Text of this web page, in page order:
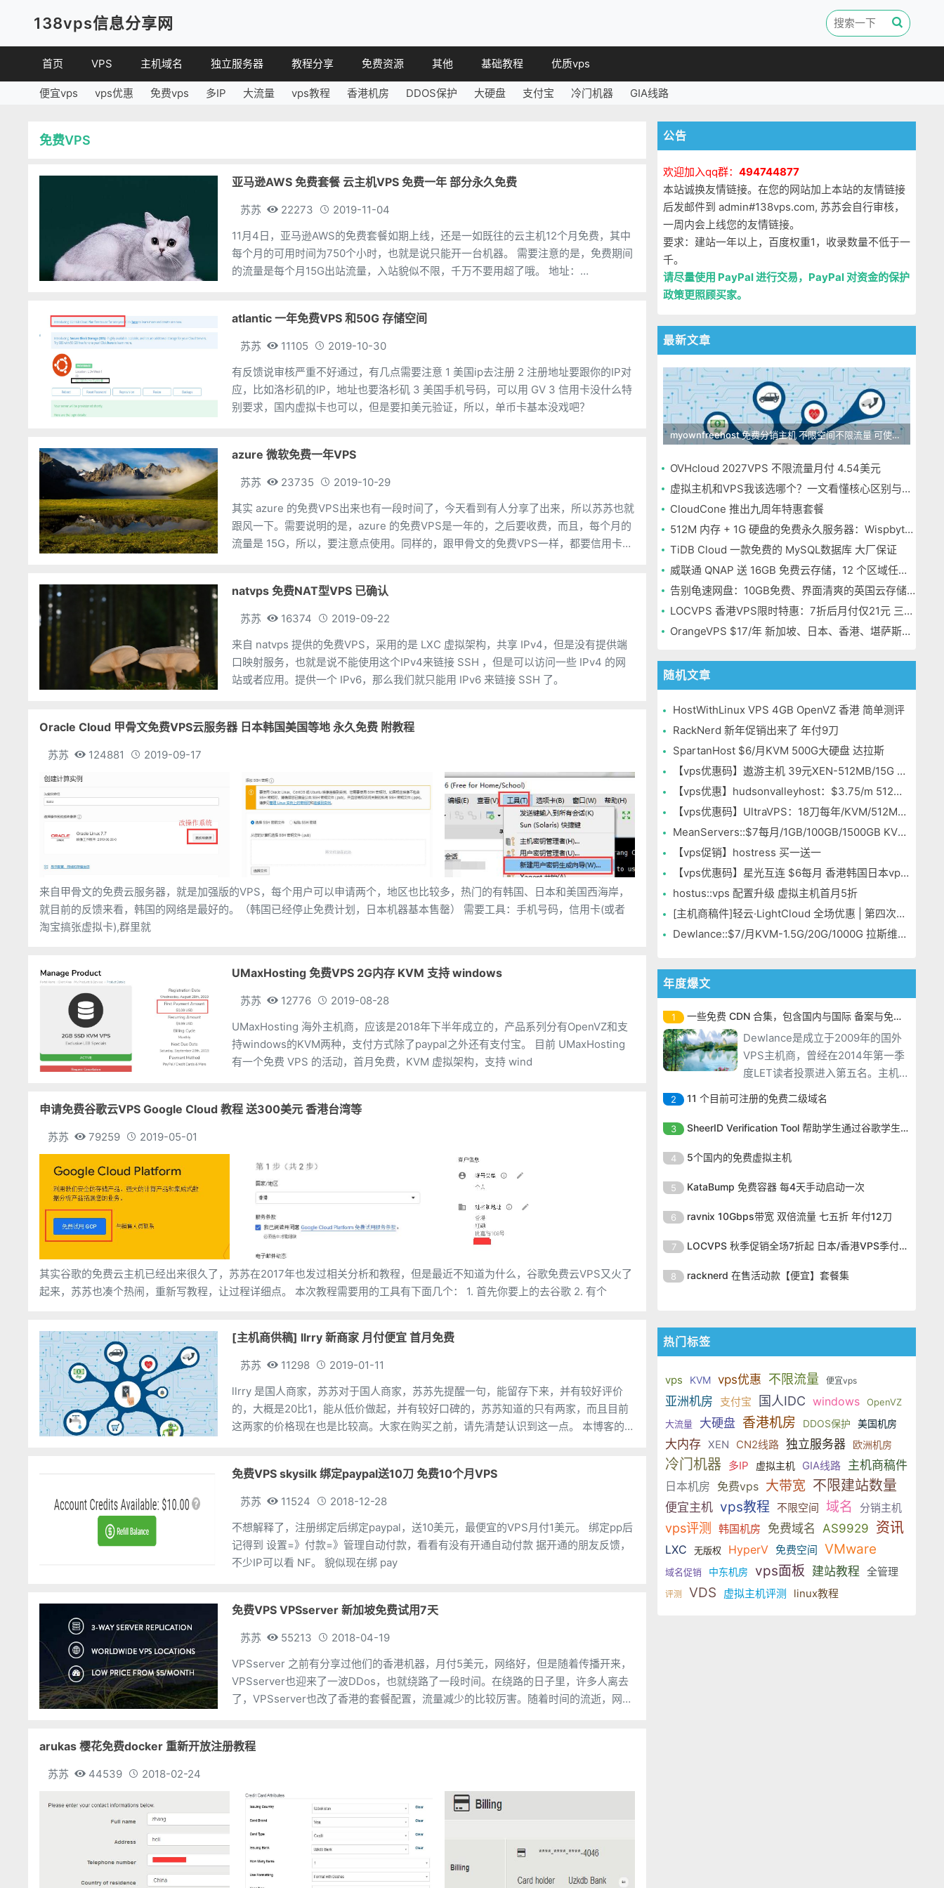
138vps信息分享网
首页 VPS
VPS优惠
VPS评测
主机域名
域名
独立服务器 教程分享
VPS教程
免费资源
免费空间
其他
简讯
基础教程 优质vps
便宜vps vps优惠 免费vps 多IP 大流量 vps教程 香港机房 DDOS保护 大硬盘 支付宝 冷门机器 GIA线路
免费VPS
亚马逊AWS 免费套餐 云主机VPS 免费一年 部分永久免费
苏苏 22273
2019-11-04
11月4日，亚马逊AWS的免费套餐如期上线，还是一如既往的云主机12个月免费，其中
每个月的可用时间为750个小时，也就是说只能开一台机器。 需要注意的是，免费期间
的流量是每个月15G出站流量，入站貌似不限，千万不要用超了哦。 地址：
atlantic 一年免费VPS 和50G 存储空间
苏苏 11105
2019-10-30
有反馈说审核严重不好通过，有几点需要注意 1 美国ip去注册 2 注册地址要跟你的IP对
应，比如洛杉矶的IP，地址也要洛杉矶 3 美国手机号码，可以用 GV 3 信用卡没什么特
别要求，国内虚拟卡也可以，但是要扣美元验证，所以，单币卡基本没戏吧？
azure 微软免费一年VPS
苏苏 23735
2019-10-29
其实 azure 的免费VPS出来也有一段时间了，今天看到有人分享了出来，所以苏苏也就
跟风一下。需要说明的是，azure 的免费VPS是一年的，之后要收费，而且，每个月的
流量是 15G，所以，要注意点使用。同样的，跟甲骨文的免费VPS一样，都要信用卡验
natvps 免费NAT型VPS 已确认
苏苏 16374
2019-09-22
来自 natvps 提供的免费VPS，采用的是 LXC 虚拟架构，共享 IPv4，但是没有提供端
口映射服务，也就是说不能使用这个IPv4来链接 SSH ，但是可以访问一些 IPv4 的网
站或者应用。提供一个 IPv6，那么我们就只能用 IPv6 来链接 SSH 了。
Oracle Cloud 甲骨文免费VPS云服务器 日本韩国美国等地 永久免费 附教程
苏苏 124881 2019-09-17
来自甲骨文的免费云服务器，就是加强版的VPS，每个用户可以申请两个，地区也比较多，热门的有韩国、日本和美国西海岸，
就目前的反馈来看，韩国的网络是最好的。（韩国已经停止免费计划，日本机器基本售罄） 需要工具：手机号码，信用卡(或者
淘宝搞张虚拟卡),群里就
UMaxHosting 免费VPS 2G内存 KVM 支持 windows
苏苏 12776
2019-08-28
UMaxHosting 海外主机商，应该是2018年下半年成立的，产品系列分有OpenVZ和支
持windows的KVM两种，支付方式除了paypal之外还有支付宝。 目前 UMaxHosting
有一个免费 VPS 的活动，首月免费，KVM 虚拟架构，支持 wind
申请免费谷歌云VPS Google Cloud 教程 送300美元 香港台湾等
苏苏 79259 2019-05-01
其实谷歌的免费云主机已经出来很久了，苏苏在2017年也发过相关分析和教程，但是最近不知道为什么，谷歌免费云VPS又火了
起来，苏苏也凑个热闹，重新写教程，让过程详细点。 本次教程需要用的工具有下面几个： 1. 首先你要上的去谷歌 2. 有个
[主机商供稿] llrry 新商家 月付便宜 首月免费
苏苏 11298
2019-01-11
llrry 是国人商家，苏苏对于国人商家，苏苏先提醒一句，能留存下来，并有较好评价
的，大概是20比1，能从低价做起，并有较好口碑的，苏苏知道的只有两家，而且目前
这两家的价格现在也是比较高。大家在购买之前，请先清楚认识到这一点。 本博客的
免费VPS skysilk 绑定paypal送10刀 免费10个月VPS
苏苏 11524
2018-12-28
不想解释了，注册绑定后绑定paypal，送10美元，最便宜的VPS月付1美元。 绑定pp后
记得到 设置=》付款=》管理自动付款，看看有没有开通自动付款 据开通的朋友反馈，
不少IP可以看 NF。 貌似现在绑 pay
免费VPS VPSserver 新加坡免费试用7天
苏苏 55213
2018-04-19
VPSserver 之前有分享过他们的香港机器，月付5美元，网络好，但是随着传播开来，
VPSserver也迎来了一波DDos，也就绕路了一段时间。在绕路的日子里，许多人离去
了，VPSserver也改了香港的套餐配置，流量减少的比较厉害。随着时间的流逝，网络
arukas 樱花免费docker 重新开放注册教程
苏苏 44539 2018-02-24
公告
欢迎加入qq群： 494744877
本站诚换友情链接。在您的网站加上本站的友情链接
后发邮件到 admin#138vps.com, 苏苏会自行审核，
一周内会上线您的友情链接。
要求：建站一年以上，百度权重1，收录数量不低于一
千。
请尽量使用 PayPal 进行交易，PayPal 对资金的保护
政策更照顾买家。
最新文章
myownfreehost 免费分销主机 不限空间不限流量 可使用免费域名申请
OVHcloud 2027VPS 不限流量月付 4.54美元
虚拟主机和VPS我该选哪个？一文看懂核心区别与选择指南
CloudCone 推出九周年特惠套餐
512M 内存 + 1G 硬盘的免费永久服务器：Wispbyte 上手
TiDB Cloud 一款免费的 MySQL数据库 大厂保证
威联通 QNAP 送 16GB 免费云存储，12 个区域任选，邮箱注册即可
告别龟速网盘：10GB免费、界面清爽的英国云存储Icedrive体验
LOCVPS 香港VPS限时特惠：7折后月付仅21元 三网优化BGP线路 可选原生IP
OrangeVPS $17/年 新加坡、日本、香港、堪萨斯机房
随机文章
HostWithLinux VPS 4GB OpenVZ 香港 简单测评
RackNerd 新年促销出来了 年付9刀
SpartanHost $6/月KVM 500G大硬盘 达拉斯
【vps优惠码】遨游主机 39元XEN-512MB/15G SSD/600GB 洛杉矶MC
【vps优惠】hudsonvalleyhost：$3.75/m 512m/15g/2T/win
【vps优惠码】UltraVPS：18刀每年/KVM/512MB/10G/1TB/2IP 多机房
MeanServers::$7每月/1GB/100GB/1500GB KVM 丹佛
【vps促销】hostress 买一送一
【vps优惠码】星光互连 $6每月 香港韩国日本vps 512 内存
hostus::vps 配置升级 虚拟主机首月5折
[主机商稿件]轻云·LightCloud 全场优惠 | 第四次上新
Dewlance::$7/月KVM-1.5G/20G/1000G 拉斯维加斯
年度爆文
1 一些免费 CDN 合集，包含国内与国际 备案与免备案
Dewlance是成立于2009年的国外
VPS主机商，曾经在2014年第一季
度LET读者投票进入第五名。主机商
提供基于KVM架构的VPS，数据中
心在拉斯维加斯，目前主机商为
Windows 系列提供了一个优惠码，
配置和优
2 11 个目前可注册的免费二级域名
Dewlance是成立于2009年的国外
VPS主机商，曾经在2014年第一季
度LET读者投票进入第五名。主机商
心在拉斯维加斯，目前主机商为
优惠后为月付7美元。 一起看看他的
配置和优
3 SheerID Verification Tool 帮助学生通过谷歌学生计划免费获得 Gemini Advanced
Dewlance是成立于2009年的国外
VPS主机商，曾经在2014年第一季
度LET读者投票进入第五名。主机商
心在拉斯维加斯，目前主机商为
优惠后为月付7美元。 一起看看他的
配置和优
4 5个国内的免费虚拟主机
Dewlance是成立于2009年的国外
VPS主机商，曾经在2014年第一季
度LET读者投票进入第五名。主机商
心在拉斯维加斯，目前主机商为
优惠后为月付7美元。 一起看看他的
5 KataBump 免费容器 每4天手动启动一次
Dewlance是成立于2009年的国外
VPS主机商，曾经在2014年第一季
度LET读者投票进入第五名。主机商
心在拉斯维加斯，目前主机商为
配置和优
6 ravnix 10Gbps带宽 双倍流量 七五折 年付12刀
Dewlance是成立于2009年的国外
VPS主机商，曾经在2014年第一季
度LET读者投票进入第五名。主机商
Windows 系列提供了一个优惠码，
配置和优
7 LOCVPS 秋季促销全场7折起 日本/香港VPS季付63元
Dewlance是成立于2009年的国外
VPS主机商，曾经在2014年第一季
Windows 系列提供了一个优惠码，
优惠后为月付7美元。 一起看看他的
8 racknerd 在售活动款【便宜】套餐集
度LET读者投票进入第五名。主机商
Windows 系列提供了一个优惠码，
优惠后为月付7美元。 一起看看他的
配置和优
热门标签
vps KVM vps优惠 不限流量 便宜vps
亚洲机房 支付宝 国人IDC windows
OpenVZ
大流量
大硬盘 香港机房 DDOS保护 美国机房
大内存 XEN CN2线路 独立服务器 欧洲机房
冷门机器 多IP 虚拟主机 GIA线路 主机商稿件
日本机房 免费vps 大带宽 不限建站数量
便宜主机 vps教程 不限空间 域名 分销主机
vps评测 韩国机房 免费域名 AS9929 资讯
LXC 无版权 HyperV 免费空间 VMware
域名促销 中东机房 vps面板 建站教程 全管理
评测 VDS 虚拟主机评测 linux教程